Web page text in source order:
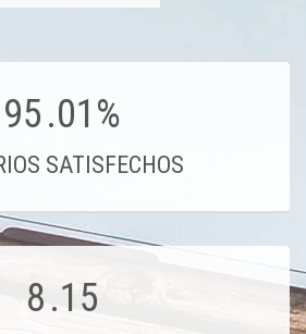
95.01%
SATISFECHOS
8.15